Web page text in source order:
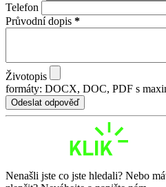
Telefon
Průvodní dopis *
Životopis
formáty: DOCX, DOC, PDF s
Odeslat odpověď
Nenašli jste co jste hledali? Nebo